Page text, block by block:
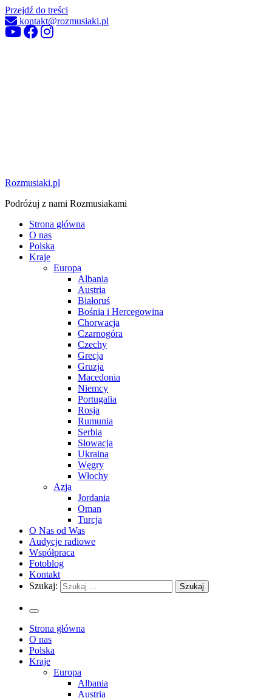
Przejdź do treści
kontakt@rozmusiaki.pl
Rozmusiaki.pl
Podróżuj z nami Rozmusiakami
Strona główna
O nas
Polska
Kraje
Europa
Albania
Austria
Białoruś
Bośnia i Hercegowina
Chorwacja
Czarnogóra
Czechy
Grecja
Gruzja
Macedonia
Niemcy
Portugalia
Rosja
Rumunia
Serbia
Słowacja
Ukraina
Węgry
Włochy
Azja
Jordania
Oman
Turcja
O Nas od Was
Audycje radiowe
Współpraca
Fotoblog
Kontakt
Szukaj:
Strona główna
O nas
Polska
Kraje
Europa
Albania
Austria